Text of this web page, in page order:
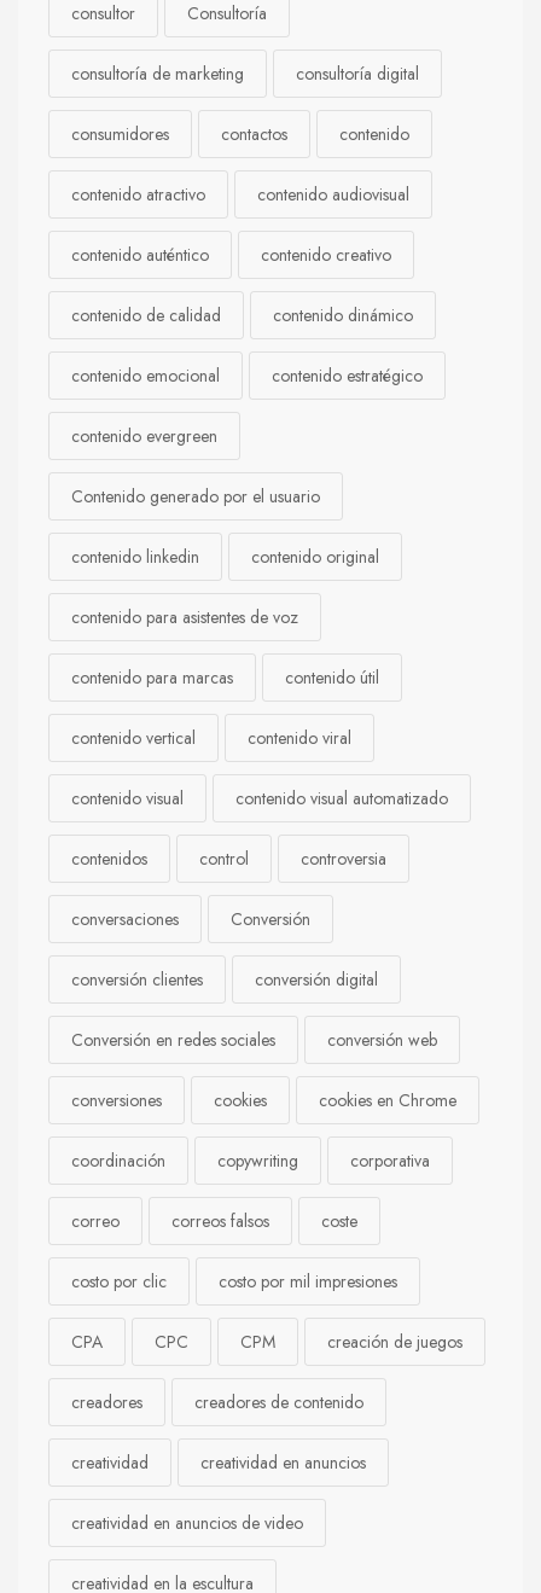
consultor Consultoría
consultoría de marketing consultoría digital
consumidores contactos contenido
contenido atractivo contenido audiovisual
contenido auténtico contenido creativo
contenido de calidad contenido dinámico
contenido emocional contenido estratégico
contenido evergreen
Contenido generado por el usuario
contenido linkedin contenido original
contenido para asistentes de voz
contenido para marcas contenido útil
contenido vertical contenido viral
contenido visual contenido visual automatizado
contenidos control controversia
conversaciones Conversión
conversión clientes conversión digital
Conversión en redes sociales conversión web
conversiones cookies cookies en Chrome
coordinación copywriting corporativa
correo correos falsos coste
costo por clic costo por mil impresiones
CPA CPC CPM creación de juegos
creadores creadores de contenido
creatividad creatividad en anuncios
creatividad en anuncios de video
creatividad en la escultura